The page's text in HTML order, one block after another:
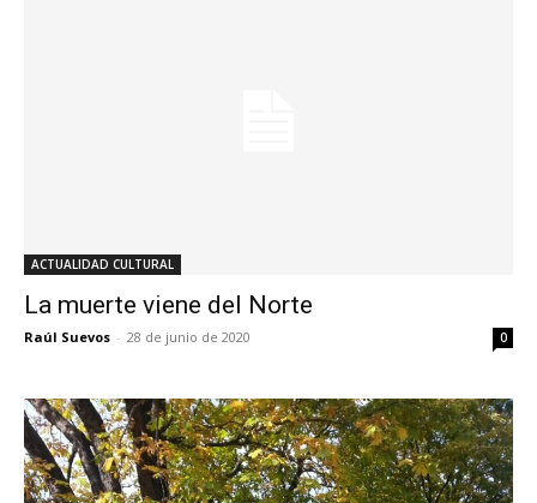
ACTUALIDAD CULTURAL
La muerte viene del Norte
Raúl Suevos - 28 de junio de 2020 0